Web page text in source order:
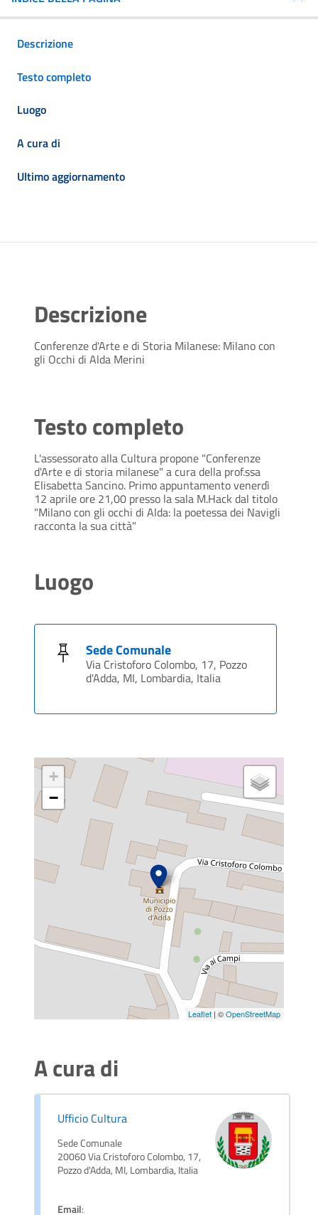
Descrizione
Testo completo
Luogo
A cura di
Ultimo aggiornamento
Descrizione
Conferenze d'Arte e di Storia Milanese: Milano con
gli Occhi di Alda Merini
Testo completo
L'assessorato alla Cultura propone "Conferenze
d'Arte e di storia milanese" a cura della prof.ssa
Elisabetta Sancino. Primo appuntamento venerdì
12 aprile ore 21,00 presso la sala M.Hack dal titolo
"Milano con gli occhi di Alda: la poetessa dei Navigli
racconta la sua città"
Luogo
Sede Comunale
Via Cristoforo Colombo, 17, Pozzo
d'Adda, MI, Lombardia, Italia
+
−
Leaflet | ©OpenStreetMap
A cura di
Ufficio Cultura
Sede Comunale
20060 Via Cristoforo Colombo, 17,
Pozzo d'Adda, MI, Lombardia, Italia
Email: